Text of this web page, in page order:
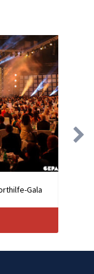
Gala